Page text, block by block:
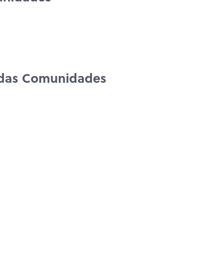
Comunidades